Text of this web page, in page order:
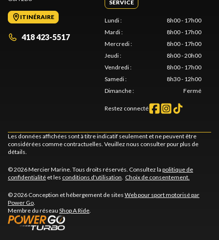
ITINÉRAIRE
418 423-5517
SERVICE
Lundi:
8h00 - 17h00
Mardi:
8h00 - 17h00
Mercredi:
8h00 - 17h00
Jeudi:
8h00 - 20h00
Vendredi:
8h00 - 17h00
Samedi:
8h30 - 12h00
Dimanche: Fermé
Restez connecté
Les données affichées sont à titre indicatif seulement et ne peuvent être
considérées comme contractuelles. Veuillez nous consulter pour plus de
détails.
© 2026 Mercier Marine. Tous droits réservés. Consultez la politique de
confidentialité et les conditions d'utilisation Choix de consentement.
© 2026 Conception et hébergement de sites Web pour sport motorisé par
Power Go
Membre du réseau Shop A Ride